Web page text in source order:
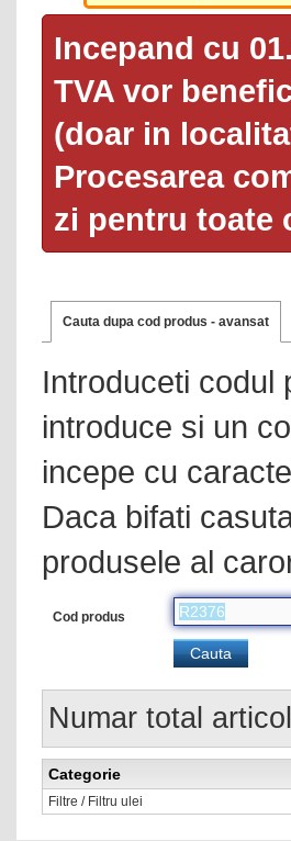
Incepand cu
TVA vor
(doar in
Procesarea
zi pentru toate
Cauta dupa cod produs - avansat
Introduceti codul
introduce si un
incepe cu
Daca bifati
produsele al
Cod produs
Numar total
Categorie
Filtre / Filtru ulei